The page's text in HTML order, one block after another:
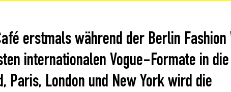
erstmals während der Berlin Fashion
internationalen Vogue-Formate in die
Paris, London und New York wird die